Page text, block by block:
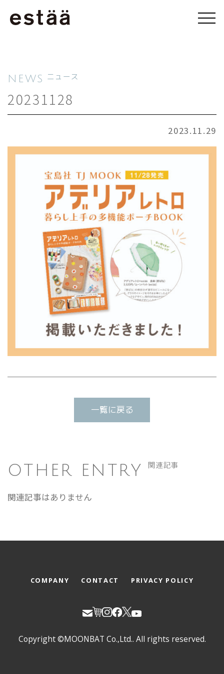
NEWS ニュース
20231128
2023.11.29
一覧に戻る
OTHER ENTRY 関連記事
関連記事はありません
COMPANY CONTACT PRIVACY POLICY
Copyright ©MOONBAT Co.,Ltd.. All rights reserved.